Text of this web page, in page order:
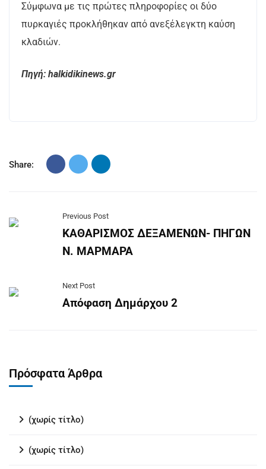
Σύμφωνα με τις πρώτες πληροφορίες οι δύο
πυρκαγιές προκλήθηκαν από ανεξέλεγκτη καύση
κλαδιών.
Πηγή: halkidikinews.gr
Share:
Previous Post
ΚΑΘΑΡΙΣΜΟΣ ΔΕΞΑΜΕΝΩΝ- ΠΗΓΩΝ
Ν. ΜΑΡΜΑΡΑ
Next Post
Απόφαση Δημάρχου 2
Πρόσφατα Άρθρα
(χωρίς τίτλο)
(χωρίς τίτλο)